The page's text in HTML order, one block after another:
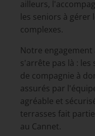
ailleurs,
les seniors à gérer
complexes.
Notre
s'arrête pas là :
de compagnie à
assurés par
agréable et
terrasses fait
au Cannet.